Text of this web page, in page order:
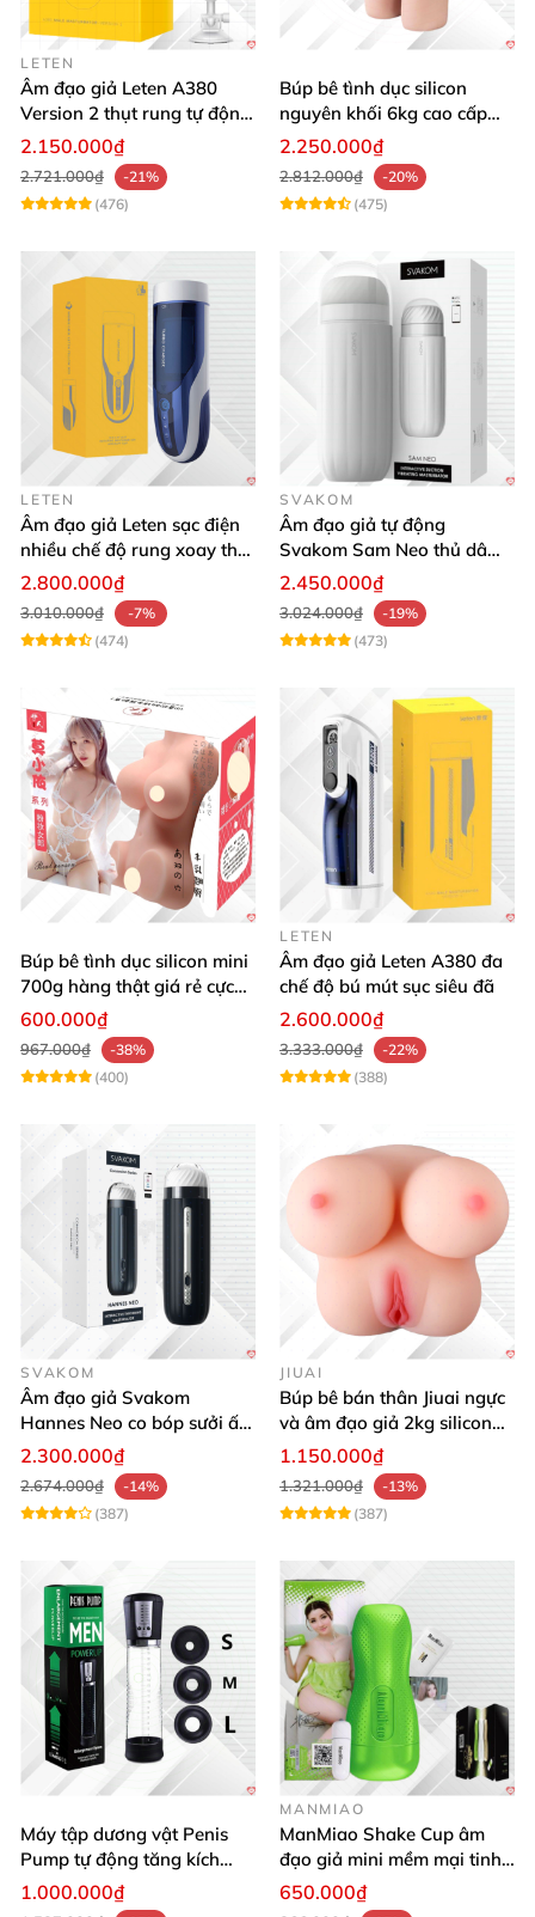
LETEN
Âm đạo giả Leten A380
Version 2 thụt rung tự động,
cảm giác thật
2.150.000₫
2.721.000₫
-21%
(476)
Búp bê tình dục silicon
nguyên khối 6kg cao cấp
hot giá tốt
2.250.000₫
2.812.000₫
-20%
(475)
LETEN
Âm đạo giả Leten sạc điện
nhiều chế độ rung xoay thụt
rên rỉ
2.800.000₫
3.010.000₫
-7%
(474)
SVAKOM
Âm đạo giả tự động
Svakom Sam Neo thủ dâm
rung mút app điện thoại
2.450.000₫
3.024.000₫
-19%
(473)
Búp bê tình dục silicon mini
700g hàng thật giá rẻ cực
sướng
600.000₫
967.000₫
-38%
(400)
LETEN
Âm đạo giả Leten A380 đa
chế độ bú mút sục siêu đã
2.600.000₫
3.333.000₫
-22%
(388)
SVAKOM
Âm đạo giả Svakom
Hannes Neo co bóp sưởi ấm
điều khiển app tiện lợi kích
thích mạnh mẽ
2.300.000₫
2.674.000₫
-14%
(387)
JIUAI
Búp bê bán thân Jiuai ngực
và âm đạo giả 2kg silicon
nguyên khối cao cấp
1.150.000₫
1.321.000₫
-13%
(387)
Máy tập dương vật Penis
Pump tự động tăng kích
thước hiệu quả nhanh
1.000.000₫
MANMIAO
ManMiao Shake Cup âm
đạo giả mini mềm mại tinh
tế kích thích cực đỉnh
650.000₫